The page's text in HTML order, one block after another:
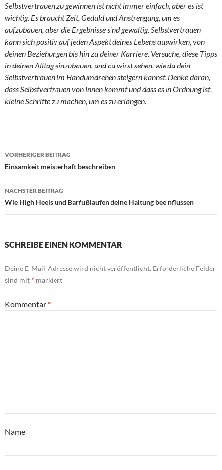
Selbstvertrauen zu gewinnen ist nicht immer einfach, aber es ist
wichtig. Es braucht Zeit, Geduld und Anstrengung, um es
aufzubauen, aber die Ergebnisse sind gewaltig. Selbstvertrauen
kann sich positiv auf jeden Aspekt deines Lebens auswirken, von
deinen Beziehungen bis hin zu deiner Karriere. Versuche, diese Tipps
in deinen Alltag einzubauen, und du wirst sehen, wie du dein
Selbstvertrauen im Handumdrehen steigern kannst. Denke daran,
dass Selbstvertrauen von innen kommt und dass es in Ordnung ist,
kleine Schritte zu machen, um es zu erlangen.
Beitragsnavigation
VORHERIGER BEITRAG
Einsamkeit meisterhaft beschreiben
NÄCHSTER BEITRAG
Wie High Heels und Barfußlaufen deine Haltung beeinflussen
SCHREIBE EINEN KOMMENTAR
Deine E-Mail-Adresse wird nicht veröffentlicht. Erforderliche Felder
sind mit * markiert
Kommentar *
Name